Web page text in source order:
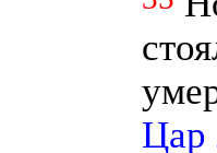
Цар